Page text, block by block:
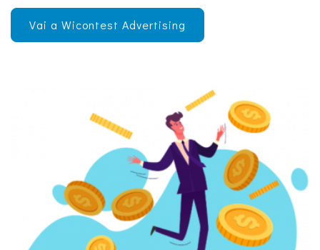
Vai a Wicontest Advertising